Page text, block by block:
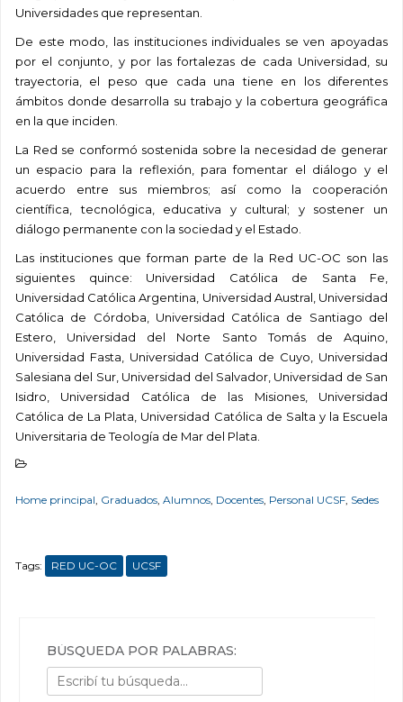
Universidades que representan.
De este modo, las instituciones individuales se ven apoyadas
por el conjunto, y por las fortalezas de cada Universidad, su
trayectoria, el peso que cada una tiene en los diferentes
ámbitos donde desarrolla su trabajo y la cobertura geográfica
en la que inciden.
La Red se conformó sostenida sobre la necesidad de generar
un espacio para la reflexión, para fomentar el diálogo y el
acuerdo entre sus miembros; así como la cooperación
científica, tecnológica, educativa y cultural; y sostener un
diálogo permanente con la sociedad y el Estado.
Las instituciones que forman parte de la Red UC-OC son las
siguientes quince: Universidad Católica de Santa Fe,
Universidad Católica Argentina, Universidad Austral, Universidad
Católica de Córdoba, Universidad Católica de Santiago del
Estero, Universidad del Norte Santo Tomás de Aquino,
Universidad Fasta, Universidad Católica de Cuyo, Universidad
Salesiana del Sur, Universidad del Salvador, Universidad de San
Isidro, Universidad Católica de las Misiones, Universidad
Católica de La Plata, Universidad Católica de Salta y la Escuela
Universitaria de Teología de Mar del Plata.
Home principal, Graduados, Alumnos, Docentes, Personal UCSF, Sedes
Tags: RED UC-OC UCSF
BÚSQUEDA POR PALABRAS: